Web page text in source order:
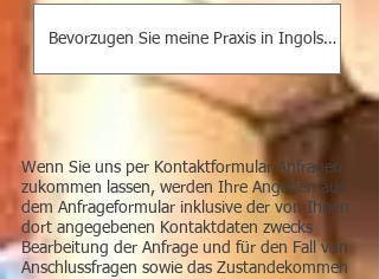
Wenn Sie uns per Kontaktformular Anfragen
zukommen lassen, werden Ihre Angaben aus
dem Anfrageformular inklusive der von Ihnen
dort angegebenen Kontaktdaten zwecks
Bearbeitung der Anfrage und für den Fall von
Anschlussfragen sowie das Zustandekommen